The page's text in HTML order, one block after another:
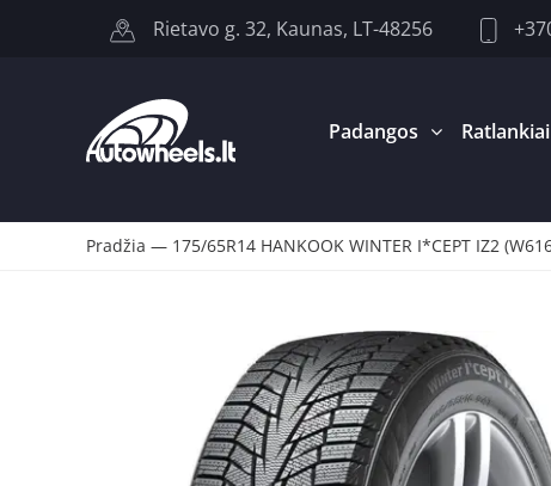
Rietavo g. 32, Kaunas, LT-48256
Padangos Ratlankiai
Pradžia — 175/65R14 HANKOOK WINTER I*CEPT IZ2